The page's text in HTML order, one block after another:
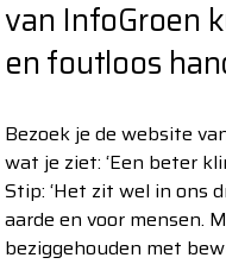
van InfoGroen
en foutloos
Bezoek je de website
wat je ziet: ‘Een beter
Stip: ‘Het zit wel in ons
aarde en voor mensen.
beziggehouden met